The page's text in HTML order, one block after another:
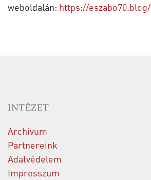
weboldalán: https://eszabo70.blog/
INTÉZET
Archívum
Partnereink
Adatvédelem
Impresszum